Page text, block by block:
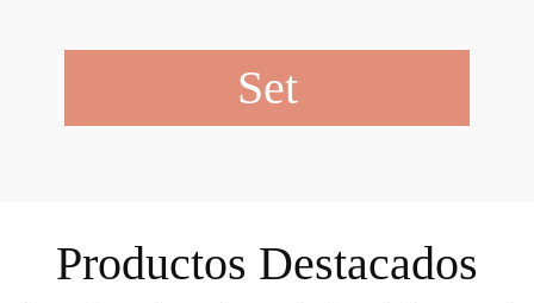
Set
Productos Destacados